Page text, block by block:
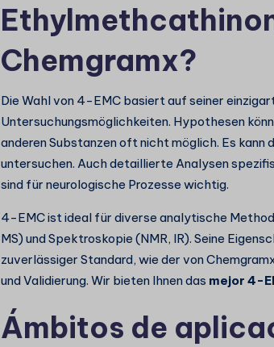
Chemgramx?
Die Wahl von 4-EMC basiert auf seiner
Untersuchungsmöglichkeiten. Hypothesen
anderen Substanzen oft nicht möglich. Es
untersuchen. Auch detaillierte Analysen
sind für neurologische Prozesse wichtig.
4-EMC ist ideal für diverse analytische
MS) und Spektroskopie (NMR, IR). Seine
zuverlässiger Standard, wie der von
und Validierung. Wir bieten Ihnen das mejor 4-
Ámbitos de